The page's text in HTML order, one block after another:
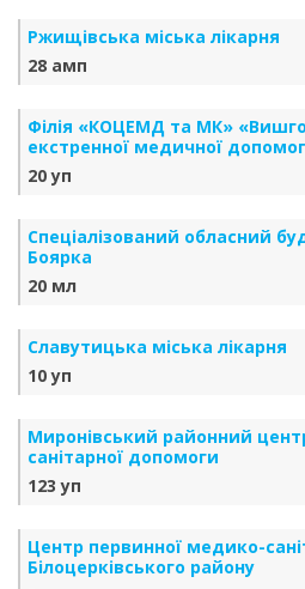
Ржищівська міська лікарня
28 амп
Філія «КОЦЕМД та МК»
екстренної медичної
20 уп
Спеціалізований обласний
Боярка
20 мл
Славутицька міська лікарня
10 уп
Миронівський районний
санітарної допомоги
123 уп
Центр первинної медико-
Білоцерківського району